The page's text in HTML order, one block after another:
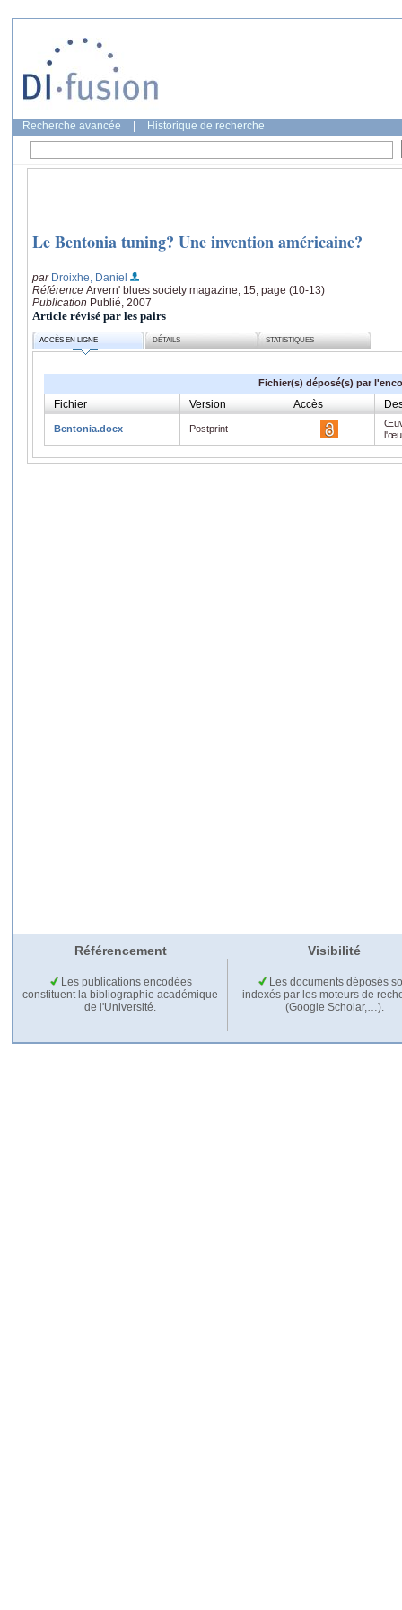
Recherche avancée Historique de recherche
Le Bentonia tuning? Une invention américaine?
par Droixhe, Daniel
Référence Arvern' blues society magazine, 15, page (10-13)
Publication Publié, 2007
Article révisé par les pairs
ACCÈS EN LIGNE DÉTAILS STATISTIQUES
Fichier(s) déposé(s) par
Fichier Version Accès
Bentonia.docx Postprint
Référencement Visibilité
Les publications encodées
constituent la bibliographie académique
de l'Université.
Les documents déposés
indexés par les moteurs de
(Google Scholar,…).